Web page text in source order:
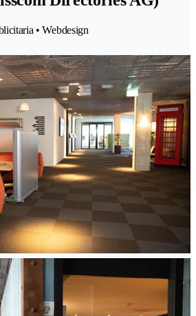
• Webdesign